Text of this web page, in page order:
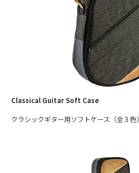
Classical Guitar Soft Case
クラシックギター用ソフトケース（全３色）